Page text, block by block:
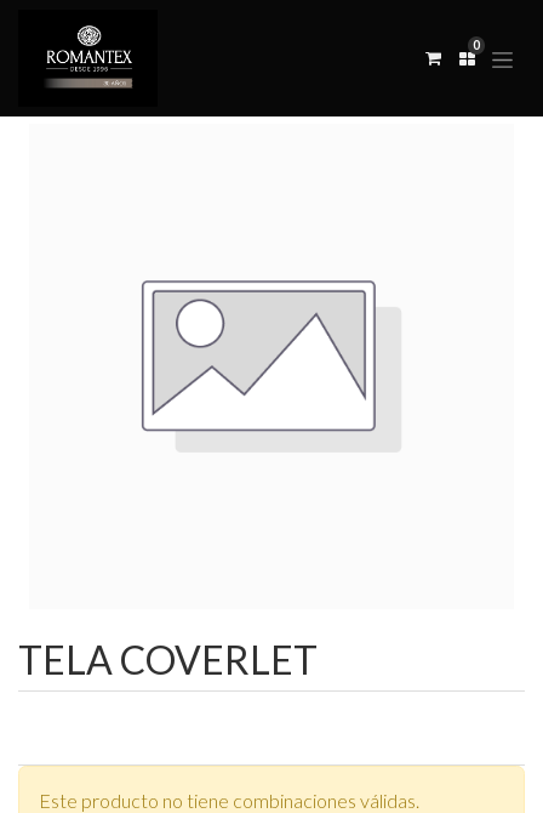
0
TELA COVERLET
Este producto no tiene combinaciones válidas.